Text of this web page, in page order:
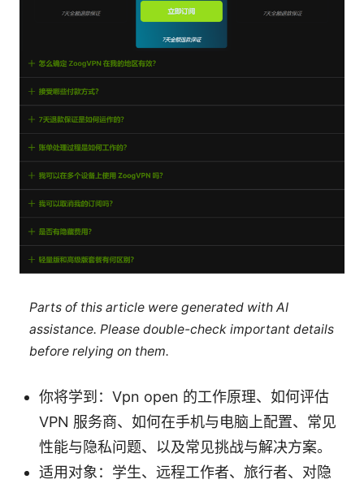
Parts of this article were generated with AI
assistance. Please double-check important details
before relying on them.
你将学到：Vpn open 的工作原理、如何评估
VPN 服务商、如何在手机与电脑上配置、常见
性能与隐私问题、以及常见挑战与解决方案。
适用对象：学生、远程工作者、旅行者、对隐